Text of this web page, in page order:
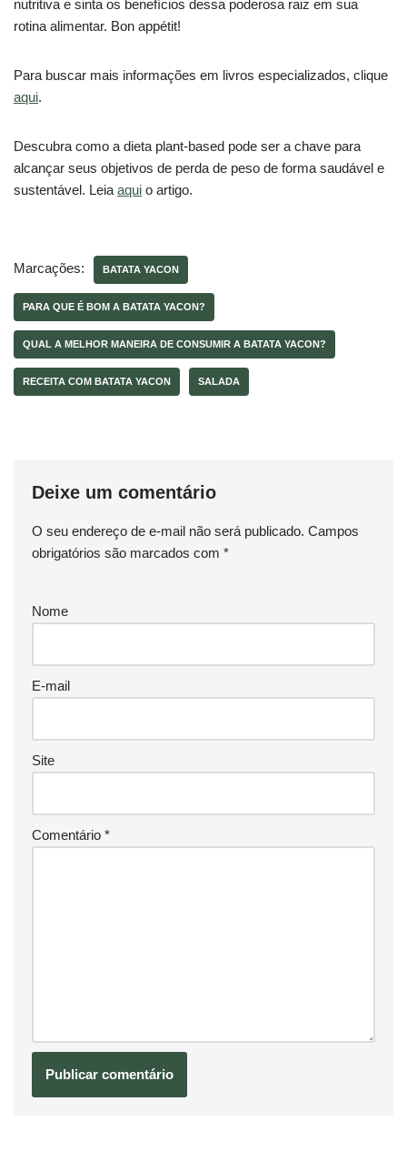
nutritiva e sinta os benefícios dessa poderosa raiz em sua
rotina alimentar. Bon appétit!
Para buscar mais informações em livros especializados, clique
aqui.
Descubra como a dieta plant-based pode ser a chave para
alcançar seus objetivos de perda de peso de forma saudável e
sustentável. Leia aqui o artigo.
Marcações: BATATA YACON
PARA QUE É BOM A BATATA YACON?
QUAL A MELHOR MANEIRA DE CONSUMIR A BATATA YACON?
RECEITA COM BATATA YACON SALADA
Deixe um comentário
O seu endereço de e-mail não será publicado. Campos
obrigatórios são marcados com *
Nome
E-mail
Site
Comentário *